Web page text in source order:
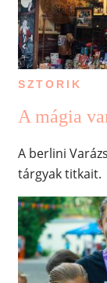
SZTORIK
A mágia
A berlini
tárgyak titkait.